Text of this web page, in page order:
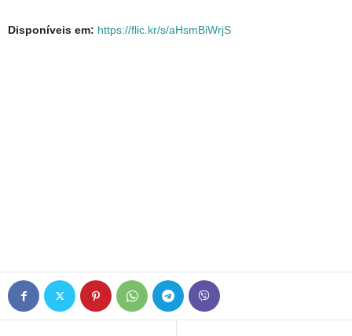
Disponíveis em: https://flic.kr/s/aHsmBiWrjS